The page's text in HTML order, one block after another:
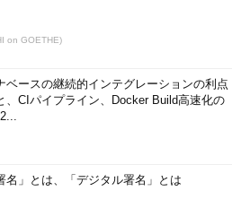
on GOETHE)
ベースの継続的インテグレーションの利点
、CIパイプライン、Docker Build高速化の
名」とは、「デジタル署名」とは